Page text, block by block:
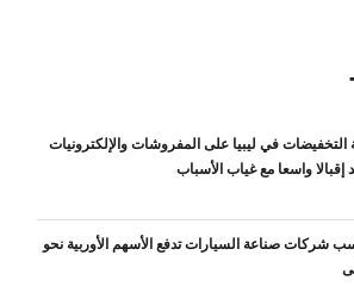
التخفيضات في ليبيا على المفروشات والإلكترونيات
إقبالا واسعا مع غياب الأسباب
شركات صناعة السيارات تدفع الأسهم الأوربية نحو